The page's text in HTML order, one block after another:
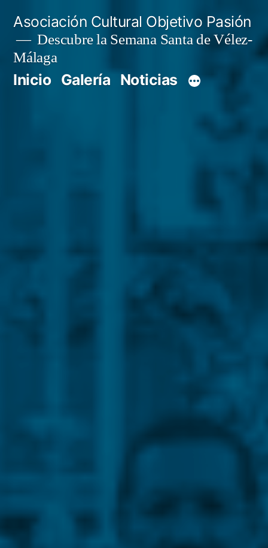
contenido
Asociación Cultural Objetivo Pasión
Descubre la Semana Santa de Vélez-
Málaga
Inicio Galería Noticias